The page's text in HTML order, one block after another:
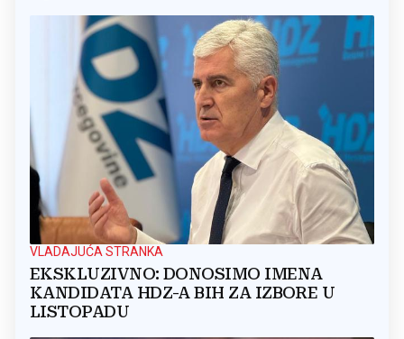
VLADAJUĆA STRANKA
EKSKLUZIVNO: DONOSIMO IMENA
KANDIDATA HDZ-A BIH ZA IZBORE U
LISTOPADU